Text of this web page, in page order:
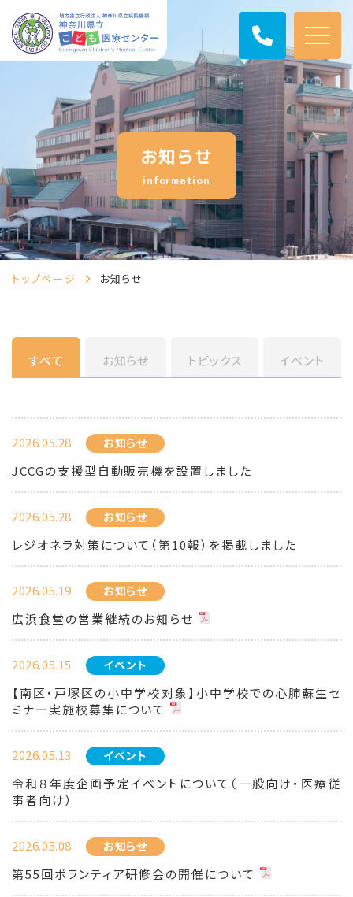
お知らせ
information
トップページ お知らせ
すべて お知らせ トピックス イベント
2026.05.28 お知らせ
JCCGの支援型自動販売機を設置しました
2026.05.28 お知らせ
レジオネラ対策について（第10報）を掲載しました
2026.05.19 お知らせ
広浜食堂の営業継続のお知らせ
2026.05.15 イベント
【南区・戸塚区の小中学校対象】小中学校での心肺蘇生セ
ミナー実施校募集について
2026.05.13 イベント
令和８年度企画予定イベントについて（一般向け・医療従
事者向け）
2026.05.08 お知らせ
第55回ボランティア研修会の開催について